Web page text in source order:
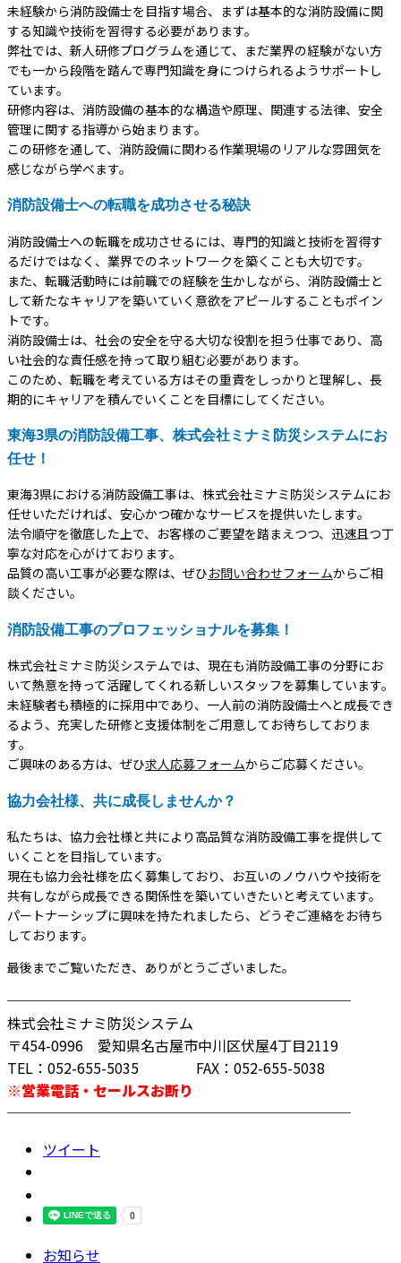
未経験から消防設備士を目指す場合、まずは基本的な消防設備に関
する知識や技術を習得する必要があります。
弊社では、新人研修プログラムを通じて、まだ業界の経験がない方
でも一から段階を踏んで専門知識を身につけられるようサポートし
ています。
研修内容は、消防設備の基本的な構造や原理、関連する法律、安全
管理に関する指導から始まります。
この研修を通して、消防設備に関わる作業現場のリアルな雰囲気を
感じながら学べます。
消防設備士への転職を成功させる秘訣
消防設備士への転職を成功させるには、専門的知識と技術を習得す
るだけではなく、業界でのネットワークを築くことも大切です。
また、転職活動時には前職での経験を生かしながら、消防設備士と
して新たなキャリアを築いていく意欲をアピールすることもポイン
トです。
消防設備士は、社会の安全を守る大切な役割を担う仕事であり、高
い社会的な責任感を持って取り組む必要があります。
このため、転職を考えている方はその重責をしっかりと理解し、長
期的にキャリアを積んでいくことを目標にしてください。
東海3県の消防設備工事、株式会社ミナミ防災システムにお
任せ！
東海3県における消防設備工事は、株式会社ミナミ防災システムにお
任せいただければ、安心かつ確かなサービスを提供いたします。
法令順守を徹底した上で、お客様のご要望を踏まえつつ、迅速且つ丁
寧な対応を心がけております。
品質の高い工事が必要な際は、ぜひお問い合わせフォームからご相
談ください。
消防設備工事のプロフェッショナルを募集！
株式会社ミナミ防災システムでは、現在も消防設備工事の分野にお
いて熱意を持って活躍してくれる新しいスタッフを募集しています。
未経験者も積極的に採用中であり、一人前の消防設備士へと成長でき
るよう、充実した研修と支援体制をご用意してお待ちしておりま
す。
ご興味のある方は、ぜひ求人応募フォームからご応募ください。
協力会社様、共に成長しませんか？
私たちは、協力会社様と共により高品質な消防設備工事を提供して
いくことを目指しています。
現在も協力会社様を広く募集しており、お互いのノウハウや技術を
共有しながら成長できる関係性を築いていきたいと考えています。
パートナーシップに興味を持たれましたら、どうぞご連絡をお待ち
しております。
最後までご覧いただき、ありがとうございました。
────────────────────────
株式会社ミナミ防災システム
〒454-0996 愛知県名古屋市中川区伏屋4丁目2119
TEL：052-655-5035 FAX：052-655-5038
※営業電話・セールスお断り
────────────────────────
ツイート
お知らせ